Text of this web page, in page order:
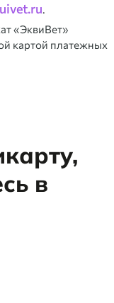
.
«ЭквиВет»
картой платежных
в